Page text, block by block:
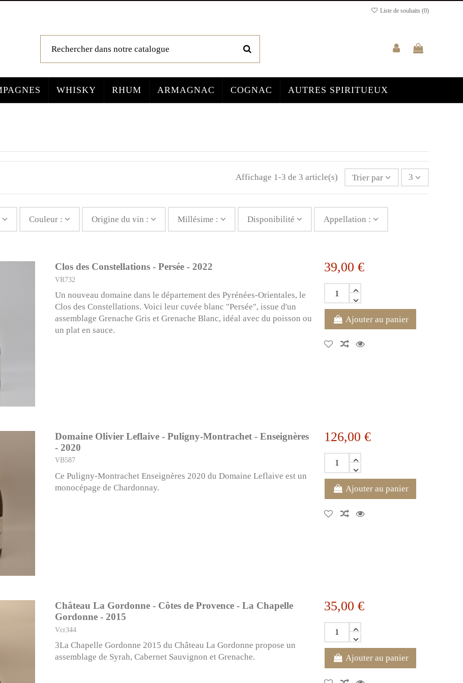
Liste de souhaits (0)
WHISKY RHUM ARMAGNAC COGNAC AUTRES SPIRITUEUX
Affichage 1-3 de 3 article(s) Trier par 3
Couleur : Origine du vin : Millésime : Disponibilité Appellation :
Clos des Constellations - Persée - 2022
VR732
Un nouveau domaine dans le département des Pyrénées-Orientales, le
Clos des Constellations. Voici leur cuvée blanc "Persée", issue d'un
assemblage Grenache Gris et Grenache Blanc, idéal avec du poisson ou
un plat en sauce.
39,00 €
Ajouter au panier
Domaine Olivier Leflaive - Puligny-Montrachet - Enseignères
- 2020
VB587
Ce Puligny-Montrachet Enseignères 2020 du Domaine Leflaive est un
monocépage de Chardonnay.
126,00 €
Ajouter au panier
Château La Gordonne - Côtes de Provence - La Chapelle
Gordonne - 2015
Vcr344
3La Chapelle Gordonne 2015 du Château La Gordonne propose un
assemblage de Syrah, Cabernet Sauvignon et Grenache.
35,00 €
Ajouter au panier